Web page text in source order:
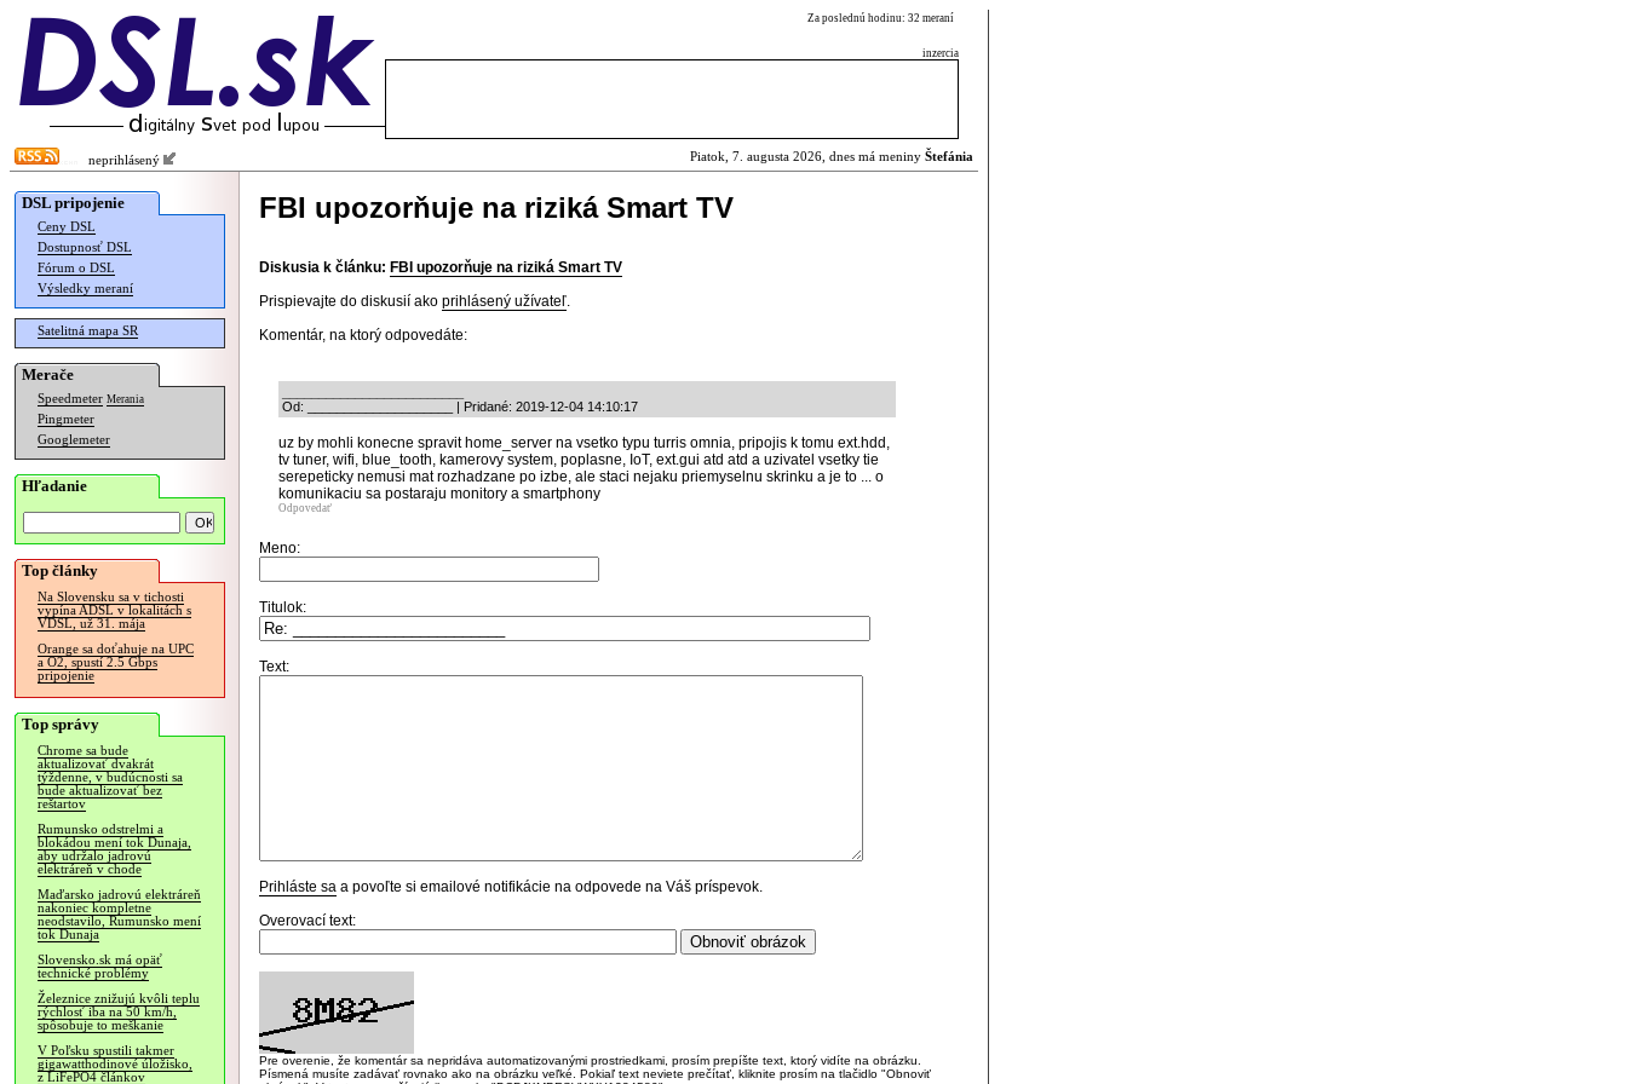
Za poslednú hodinu: 32 meraní
inzercia
neprihlásený Piatok, 7. augusta 2026, dnes má meniny Štefánia
DSL pripojenie
Ceny DSL
Dostupnosť DSL
Fórum o DSL
Výsledky meraní
Satelitná mapa SR
Merače
Speedmeter Merania
Pingmeter
Googlemeter
Hľadanie
Top články
Na Slovensku sa v tichosti
vypína ADSL v lokalitách s
VDSL, už 31. mája
Orange sa doťahuje na UPC
a O2, spustí 2.5 Gbps
pripojenie
Top správy
Chrome sa bude
aktualizovať dvakrát
týždenne, v budúcnosti sa
bude aktualizovať bez
reštartov
Rumunsko odstrelmi a
blokádou mení tok Dunaja,
aby udržalo jadrovú
elektráreň v chode
Maďarsko jadrovú elektráreň
nakoniec kompletne
neodstavilo, Rumunsko mení
tok Dunaja
Slovensko.sk má opäť
technické problémy
Železnice znižujú kvôli teplu
rýchlosť iba na 50 km/h,
spôsobuje to meškanie
V Poľsku spustili takmer
gigawatthodinové úložisko,
z LiFePO4 článkov
FBI upozorňuje na riziká Smart TV
Diskusia k článku: FBI upozorňuje na riziká Smart TV
Prispievajte do diskusií ako prihlásený užívateľ.
Komentár, na ktorý odpovedáte:
Od: ____________________ | Pridané: 2019-12-04 14:10:17
uz by mohli konecne spravit home_server na vsetko typu turris omnia, pripojis k tomu ext.hdd,
tv tuner, wifi, blue_tooth, kamerovy system, poplasne, IoT, ext.gui atd atd a uzivatel vsetky tie
serepeticky nemusi mat rozhadzane po izbe, ale staci nejaku priemyselnu skrinku a je to ... o
komunikaciu sa postaraju monitory a smartphony
Odpovedať
Meno:
Titulok:
Text:
Prihláste sa a povoľte si emailové notifikácie na odpovede na Váš príspevok.
Overovací text:
Pre overenie, že komentár sa nepridáva automatizovanými prostriedkami, prosím prepíšte text, ktorý vidíte na obrázku.
Písmená musíte zadávať rovnako ako na obrázku veľké. Pokiaľ text neviete prečítať, kliknite prosím na tlačidlo "Obnoviť